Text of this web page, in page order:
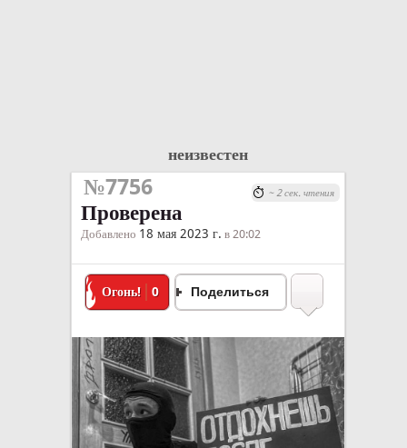
неизвестен
№7756
Проверена
Добавлено 18 мая 2023 г. в 20:02
Огонь! 0 Поделиться
~ 2 сек. чтения